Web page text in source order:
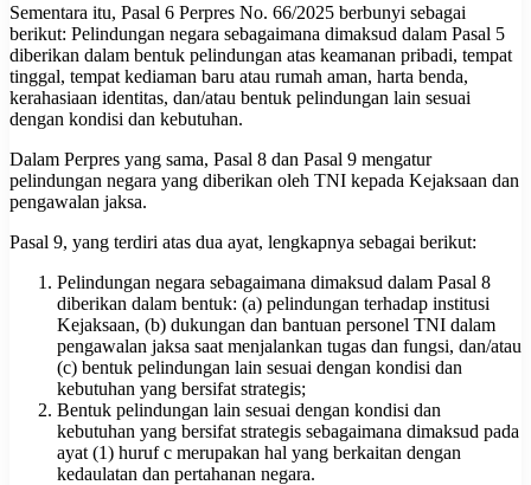
Sementara itu, Pasal 6 Perpres No. 66/2025 berbunyi sebagai
berikut: Pelindungan negara sebagaimana dimaksud dalam Pasal 5
diberikan dalam bentuk pelindungan atas keamanan pribadi, tempat
tinggal, tempat kediaman baru atau rumah aman, harta benda,
kerahasiaan identitas, dan/atau bentuk pelindungan lain sesuai
dengan kondisi dan kebutuhan.
Dalam Perpres yang sama, Pasal 8 dan Pasal 9 mengatur
pelindungan negara yang diberikan oleh TNI kepada Kejaksaan dan
pengawalan jaksa.
Pasal 9, yang terdiri atas dua ayat, lengkapnya sebagai berikut:
Pelindungan negara sebagaimana dimaksud dalam Pasal 8
diberikan dalam bentuk: (a) pelindungan terhadap institusi
Kejaksaan, (b) dukungan dan bantuan personel TNI dalam
pengawalan jaksa saat menjalankan tugas dan fungsi, dan/atau
(c) bentuk pelindungan lain sesuai dengan kondisi dan
kebutuhan yang bersifat strategis;
Bentuk pelindungan lain sesuai dengan kondisi dan
kebutuhan yang bersifat strategis sebagaimana dimaksud pada
ayat (1) huruf c merupakan hal yang berkaitan dengan
kedaulatan dan pertahanan negara.